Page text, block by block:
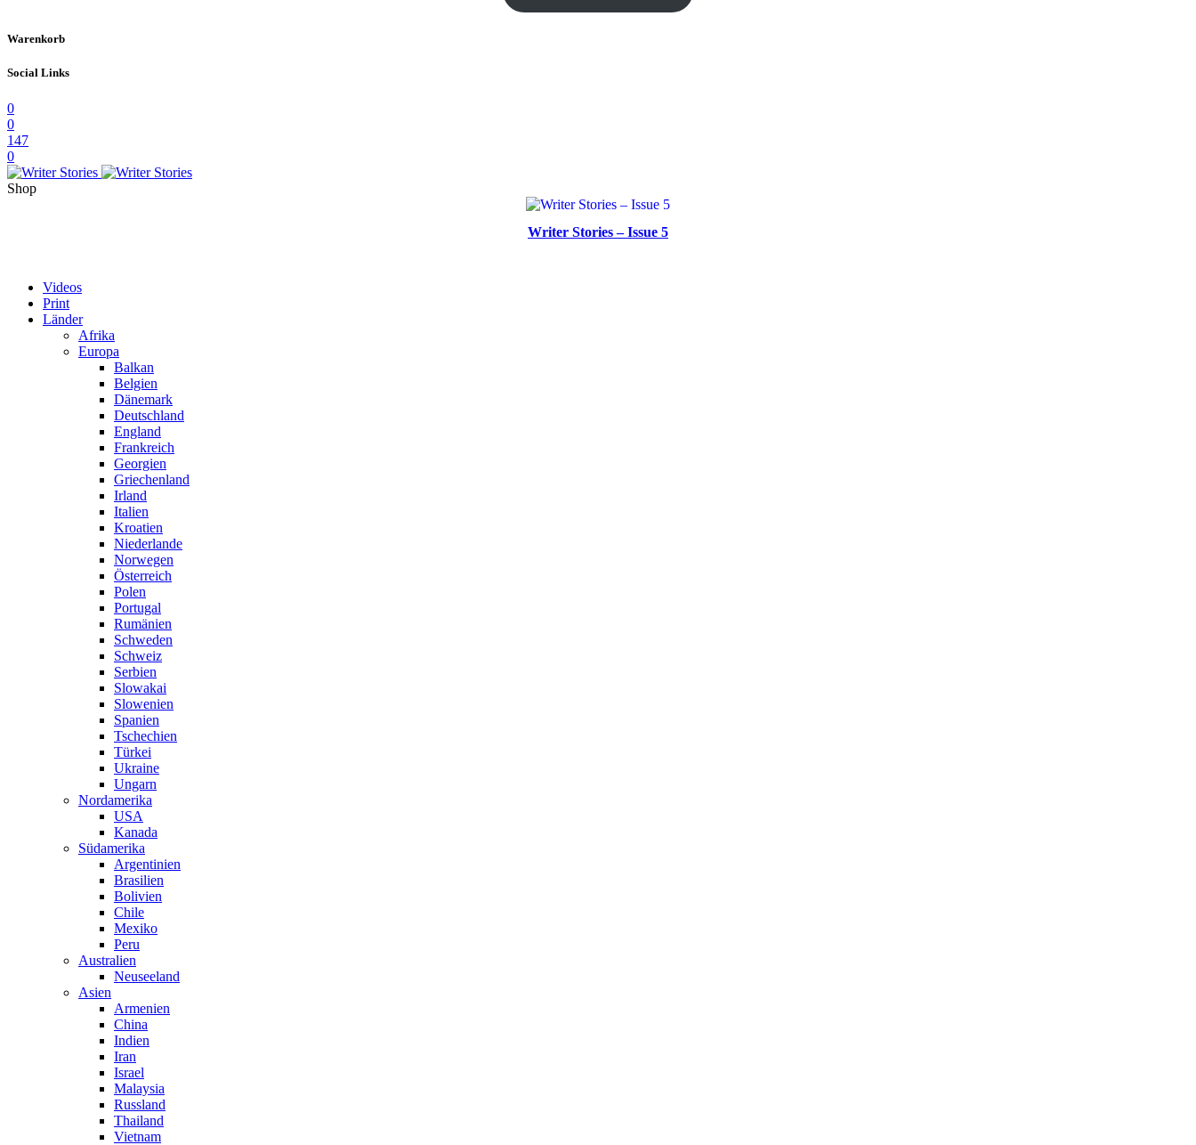
Warenkorb
Social Links
0
0
147
0
Shop
Writer Stories – Issue 5
Videos
Print
Länder
Afrika
Europa
Balkan
Belgien
Dänemark
Deutschland
England
Frankreich
Georgien
Griechenland
Irland
Italien
Kroatien
Niederlande
Norwegen
Österreich
Polen
Portugal
Rumänien
Schweden
Schweiz
Serbien
Slowakai
Slowenien
Spanien
Tschechien
Türkei
Ukraine
Ungarn
Nordamerika
USA
Kanada
Südamerika
Argentinien
Brasilien
Bolivien
Chile
Mexiko
Peru
Australien
Neuseeland
Asien
Armenien
China
Indien
Iran
Israel
Malaysia
Russland
Thailand
Vietnam